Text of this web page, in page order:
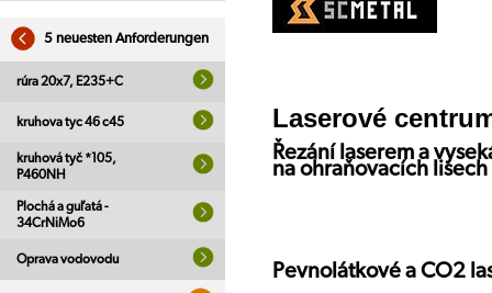
5 neuesten Anforderungen
rúra 20x7, E235+C
kruhova tyc 46 c45
kruhová tyč *105,
P460NH
Plochá a guľatá -
34CrNiMo6
Oprava vodovodu
Laserové
Řezání laserem a
na ohraňovacích lisech
Pevnolátkové a CO2